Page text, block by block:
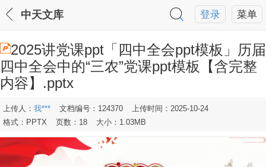
菜单
登录
中天文库
2025讲党课ppt「四中全会ppt模板」历届
四中全会中的“三农”党课ppt模板【含完整
内容】.pptx
上传人： 我*** 文档编号：124370
上传时间：2025-10-24
格式：PPTX
页数：18 大小：1.03MB